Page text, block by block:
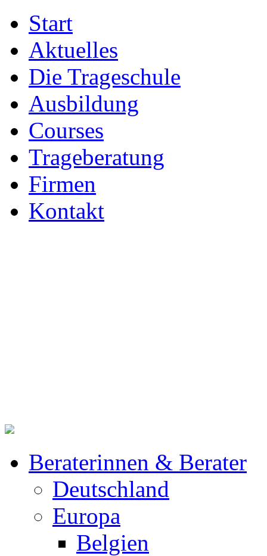
Start
Aktuelles
Die Trageschule
Ausbildung
Courses
Trageberatung
Firmen
Kontakt
Beraterinnen & Berater
Deutschland
Europa
Belgien